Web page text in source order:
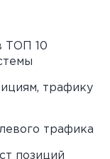
ТОП 10
трафику
трафика
позиций